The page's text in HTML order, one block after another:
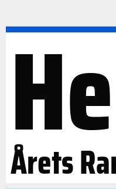
Årets